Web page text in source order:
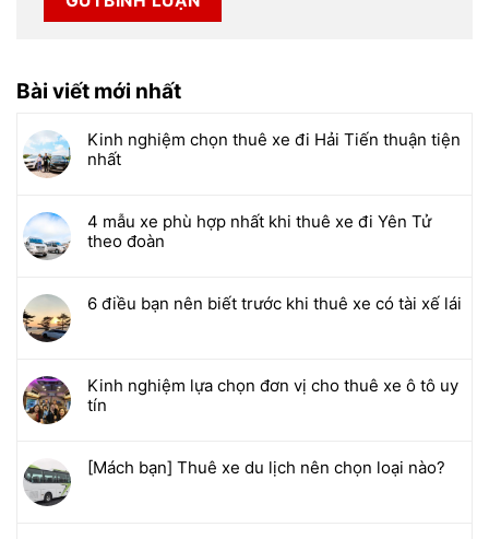
Bài viết mới nhất
Kinh nghiệm chọn thuê xe đi Hải Tiến thuận tiện
nhất
4 mẫu xe phù hợp nhất khi thuê xe đi Yên Tử
theo đoàn
6 điều bạn nên biết trước khi thuê xe có tài xế lái
Kinh nghiệm lựa chọn đơn vị cho thuê xe ô tô uy
tín
[Mách bạn] Thuê xe du lịch nên chọn loại nào?